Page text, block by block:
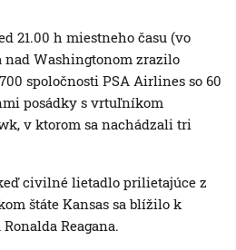
21.00 h miestneho času (vo
nad Washingtonom zrazilo
spoločnosti PSA Airlines so 60
posádky s vrtuľníkom
v ktorom sa nachádzali tri
civilné lietadlo prilietajúce z
štáte Kansas sa blížilo k
Reagana.